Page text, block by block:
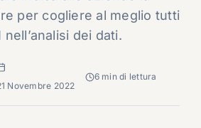
per cogliere al meglio tutti
nell’analisi dei dati.
Novembre 2022
6 min di lettura